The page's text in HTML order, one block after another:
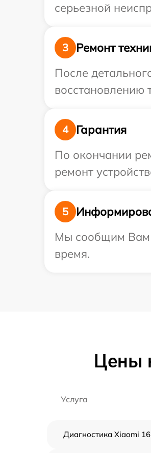
серьезной
3
Ремонт
После
восстановлению
4
Гарантия
По окончании
ремонт
5
Мы сообщим Вам
время.
Цены
Услуга
Диагностика Xiaomi